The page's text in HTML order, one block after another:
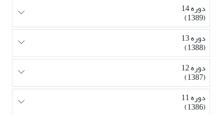
دوره 14
(1389)
دوره 13
(1388)
دوره 12
(1387)
دوره 11
(1386)